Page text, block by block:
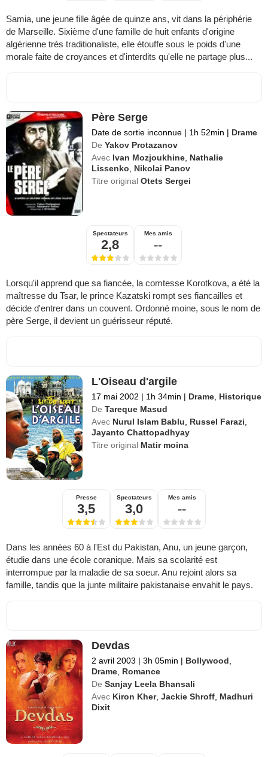
Samia, une jeune fille âgée de quinze ans, vit dans la périphérie
de Marseille. Sixième d'une famille de huit enfants d'origine
algérienne très traditionaliste, elle étouffe sous le poids d'une
morale faite de croyances et d'interdits qu'elle ne partage plus...
Père Serge
Date de sortie inconnue | 1h 52min | Drame
De Yakov Protazanov
Avec Ivan Mozjoukhine Nathalie
Lissenko
Nikolai Panov
Titre originalOtets Sergei
Spectateurs
2,8
Mes amis
--
Lorsqu'il apprend que sa fiancée, la comtesse Korotkova, a été la
maîtresse du Tsar, le prince Kazatski rompt ses fiancailles et
décide d'entrer dans un couvent. Ordonné moine, sous le nom de
père Serge, il devient un guérisseur réputé.
L'Oiseau d'argile
17 mai 2002 | 1h 34min | Drame Historique
De Tareque Masud
Avec Nurul Islam Bablu Russel Farazi
Jayanto Chattopadhyay
Titre original Matir moina
Presse
3,5
Spectateurs
3,0
Mes amis
--
Dans les années 60 à l'Est du Pakistan, Anu, un jeune garçon,
étudie dans une école coranique. Mais sa scolarité est
interrompue par la maladie de sa soeur. Anu rejoint alors sa
famille, tandis que la junte militaire pakistanaise envahit le pays.
Devdas
2 avril 2003 | 3h 05min | Bollywood
Drame Romance
De Sanjay Leela Bhansali
Avec Kiron Kher,Jackie Shroff Madhuri
Dixit